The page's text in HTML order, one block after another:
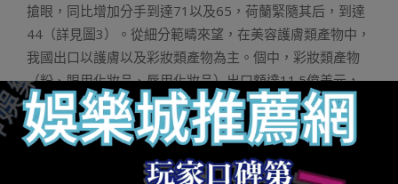
搶眼，同比增加分手到達71以及65，荷蘭緊隨其后，到達
44（詳見圖3）。從細分範疇來望，在美容護膚類產物中，
我國出口以護膚以及彩妝類產物為主。個中，彩妝類產物
（粉、眼用化妝品、唇用化妝品）出口額達11.5億美元，
占美容護膚類產物出口總額的40.6。在小我私家照顧護士
類產物中，脫毛剃須類產物出口額最大，達9.3億美元，其
次是口腔照顧護士品，達6.7億美元，身材照顧護士品以及
頭發照顧護士品出口額分手為5.7億美元以及4.3億美元。